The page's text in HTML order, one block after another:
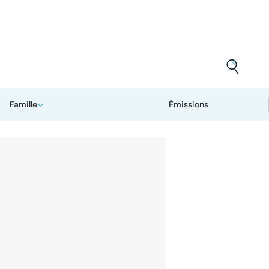
Famille Émissions